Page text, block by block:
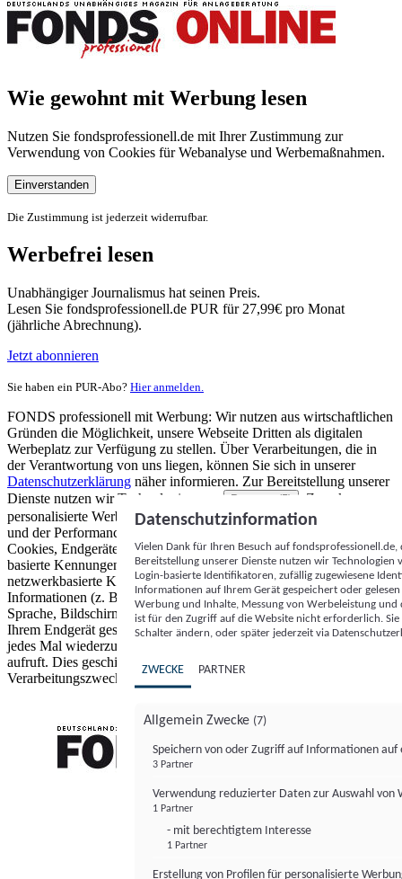
Wie gewohnt mit Werbung lesen
Nutzen Sie fondsprofessionell.de mit Ihrer Zustimmung zur
Verwendung von Cookies für Webanalyse und Werbemaßnahmen.
Einverstanden
Die Zustimmung ist jederzeit widerrufbar.
Werbefrei lesen
Unabhängiger Journalismus hat seinen Preis.
Lesen Sie fondsprofessionell.de PUR für 27,99€ pro Monat
(jährliche Abrechnung).
Jetzt abonnieren
Sie haben ein PUR-Abo? Hier anmelden.
FONDS professionell mit Werbung: Wir nutzen aus wirtschaftlichen
Gründen die Möglichkeit, unsere Webseite Dritten als digitalen
Werbeplatz zur Verfügung zu stellen. Über Verarbeitungen, die in
der Verantwortung von uns liegen, können Sie sich in unserer
Datenschutzerklärung näher informieren. Zur Bereitstellung unserer
Dienste nutzen wir Technologien von
Partnern (5)
. Zwecke:
personalisierte Werbung und Inhalte, Messung von Werbeleistung
und der Performance von Inhalten sowie Zielgruppenforschung.
Cookies, Endgeräte- oder ähnliche Online-Kennungen (z. B. login-
basierte Kennungen, zufällig generierte Kennungen,
netzwerkbasierte Kennungen) können zusammen mit anderen
Informationen (z. B. Browsertyp und Browserinformationen,
Sprache, Bildschirmgröße, unterstützte Technologien usw.) auf
Ihrem Endgerät gespeichert oder von dort ausgelesen werden, um es
jedes Mal wiederzuerkennen, wenn es eine App oder einer Webseite
aufruft. Dies geschieht für einen oder mehrere der hier aufgeführten
Verarbeitungszwecke.
Datenschutzinformation
Vielen Dank für Ihren Besuch auf
Bereitstellung unserer Dienste nutzen wir Technologien
Login-basierte Identifikatoren, zufällig zugewiesene
Informationen auf Ihrem Gerät gespeichert oder
Werbung und Inhalte, Messung von Werbeleistung
ist für den Zugriff auf die Website nicht erforderlich.
Schalter ändern, oder später jederzeit via
ZWECKE PARTNER
Allgemein Zwecke (7)
Speichern von oder Zugriff auf Informationen auf
3 Partner
Verwendung reduzierter Daten zur Auswahl von
1 Partner
- mit berechtigtem Interesse
1 Partner
Erstellung von Profilen für personalisierte
FONDS professionell